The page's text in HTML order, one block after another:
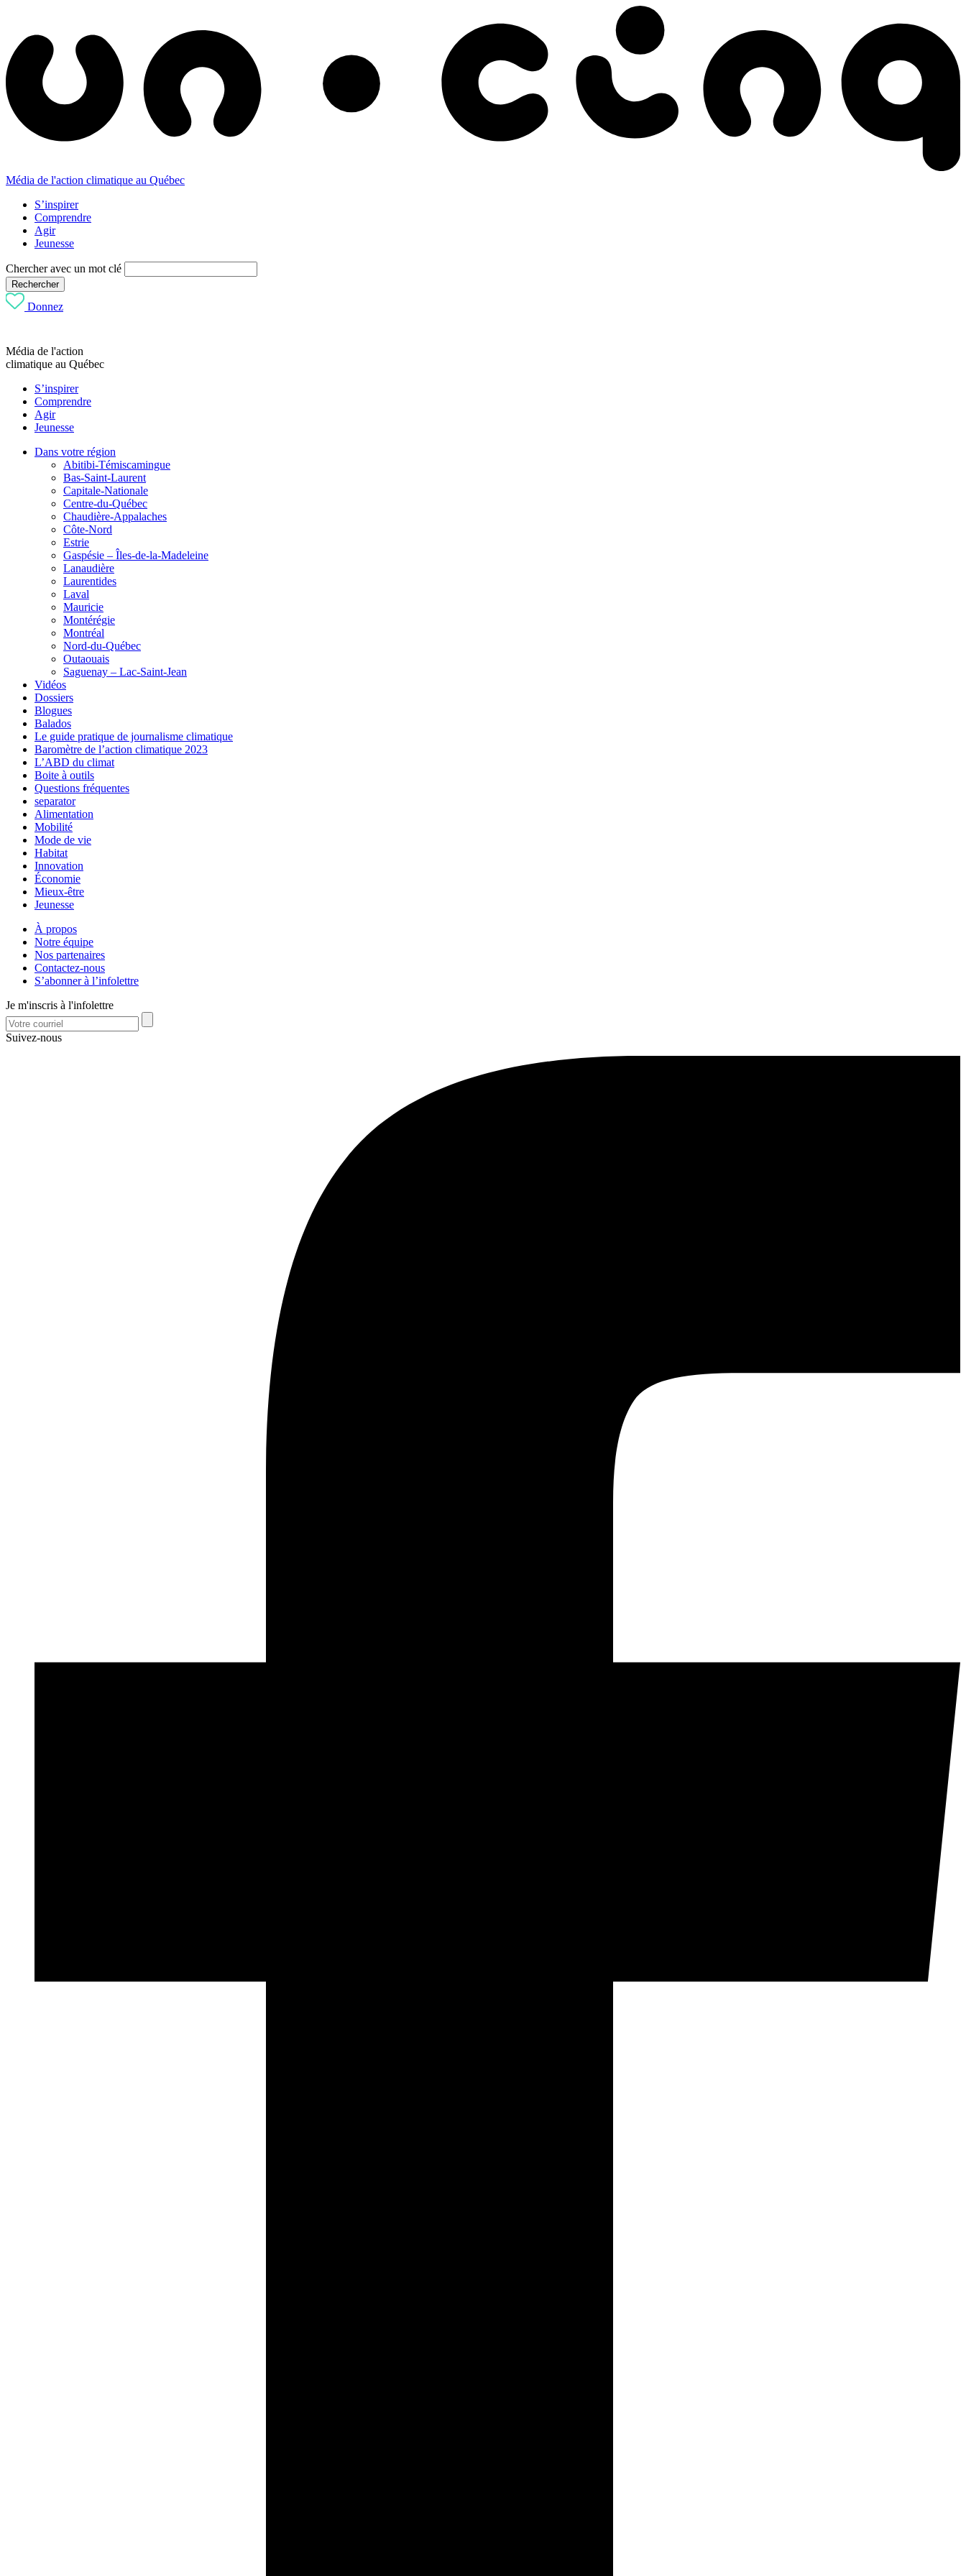
Média de l'action climatique au Québec
S’inspirer
Comprendre
Agir
Jeunesse
Chercher avec un mot clé
Rechercher
Donnez
Média de l'action
climatique au Québec
S’inspirer
Comprendre
Agir
Jeunesse
Dans votre région
Abitibi-Témiscamingue
Bas-Saint-Laurent
Capitale-Nationale
Centre-du-Québec
Chaudière-Appalaches
Côte-Nord
Estrie
Gaspésie – Îles-de-la-Madeleine
Lanaudière
Laurentides
Laval
Mauricie
Montérégie
Montréal
Nord-du-Québec
Outaouais
Saguenay – Lac-Saint-Jean
Vidéos
Dossiers
Blogues
Balados
Le guide pratique de journalisme climatique
Baromètre de l’action climatique 2023
L’ABD du climat
Boite à outils
Questions fréquentes
separator
Alimentation
Mobilité
Mode de vie
Habitat
Innovation
Économie
Mieux-être
Jeunesse
À propos
Notre équipe
Nos partenaires
Contactez-nous
S’abonner à l’infolettre
Je m'inscris à l'infolettre
Suivez-nous